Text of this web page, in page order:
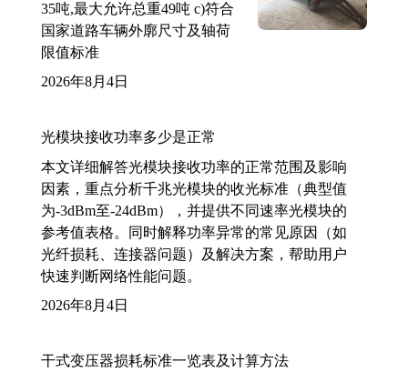
35吨,最大允许总重49吨 c)符合
国家道路车辆外廓尺寸及轴荷
限值标准
2026年8月4日
光模块接收功率多少是正常
本文详细解答光模块接收功率的正常范围及影响
因素，重点分析千兆光模块的收光标准（典型值
为-3dBm至-24dBm），并提供不同速率光模块的
参考值表格。同时解释功率异常的常见原因（如
光纤损耗、连接器问题）及解决方案，帮助用户
快速判断网络性能问题。
2026年8月4日
干式变压器损耗标准一览表及计算方法